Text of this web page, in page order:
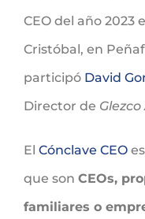
CEO del año 2023
Cristóbal, en
participó David
Director de
El Cónclave CEO
que son CEOs,
familiares o